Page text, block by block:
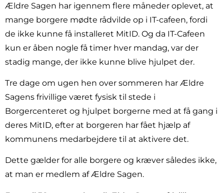
Ældre Sagen har igennem flere måneder oplevet, at
mange borgere mødte rådvilde op i IT-cafeen, fordi
de ikke kunne få installeret MitID. Og da IT-Cafeen
kun er åben nogle få timer hver mandag, var der
stadig mange, der ikke kunne blive hjulpet der.
Tre dage om ugen hen over sommeren har Ældre
Sagens frivillige været fysisk til stede i
Borgercenteret og hjulpet borgerne med at få gang i
deres MitID, efter at borgeren har fået hjælp af
kommunens medarbejdere til at aktivere det.
Dette gælder for alle borgere og kræver således ikke,
at man er medlem af Ældre Sagen.